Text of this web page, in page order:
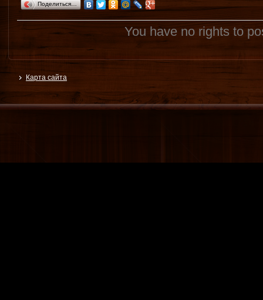
Поделиться…
You have no rights to
Карта сайта